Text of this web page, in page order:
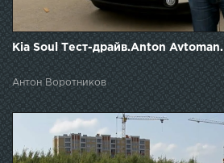
Kia Soul Тест-драйв.Anton Avtoman.
Антон Воротников